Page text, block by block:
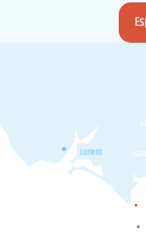
Lorient
Etel